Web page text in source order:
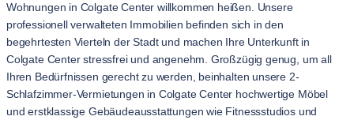
Wohnungen in Colgate Center willkommen heißen. Unsere
professionell verwalteten Immobilien befinden sich in den
begehrtesten Vierteln der Stadt und machen Ihre Unterkunft in
Colgate Center stressfrei und angenehm. Großzügig genug, um all
Ihren Bedürfnissen gerecht zu werden, beinhalten unsere 2-
Schlafzimmer-Vermietungen in Colgate Center hochwertige Möbel
und erstklassige Gebäudeausstattungen wie Fitnessstudios und